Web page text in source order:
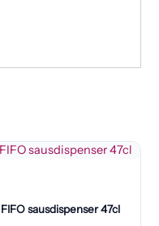
FIFO sausdispenser 47cl